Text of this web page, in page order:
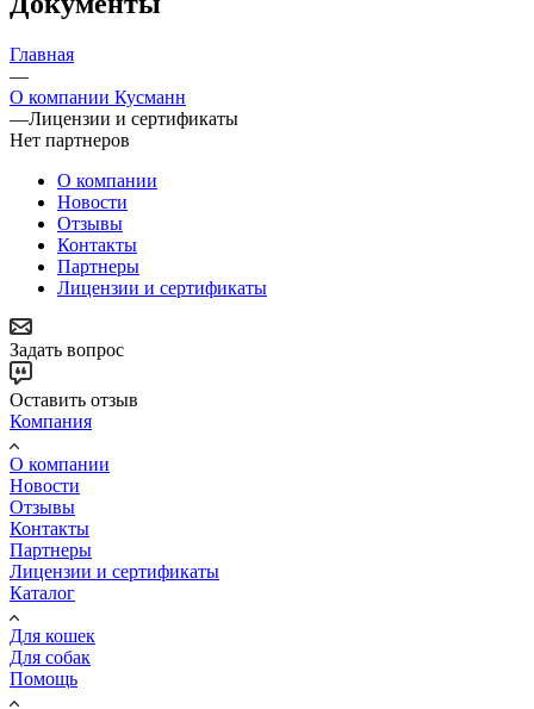
Главная
—
О компании Кусманн
—Лицензии и сертификаты
Нет партнеров
О компании
Новости
Отзывы
Контакты
Партнеры
Лицензии и сертификаты
Задать вопрос
Оставить отзыв
Компания
О компании
Новости
Отзывы
Контакты
Партнеры
Лицензии и сертификаты
Каталог
Для кошек
Для собак
Помощь